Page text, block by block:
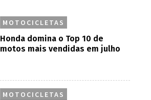
MOTOCICLETAS
Honda domina o Top 10 de
motos mais vendidas em julho
MOTOCICLETAS